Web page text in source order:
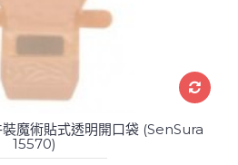
魔術貼式透明開口袋 (SenSura
15570)